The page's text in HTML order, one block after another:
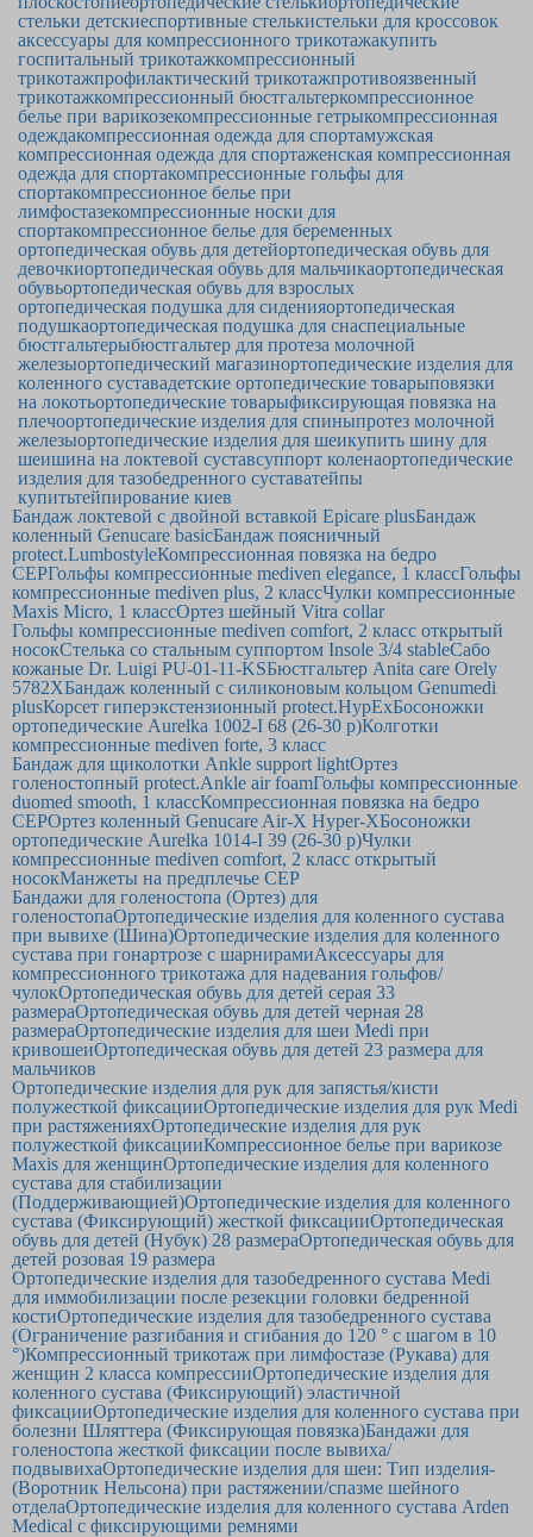
стельки детскиеспортивные стелькистельки для кроссовок
аксессуары для компрессионного трикотажакупить
госпитальный трикотажкомпрессионный
трикотажпрофилактический трикотажпротивоязвенный
трикотажкомпрессионный бюстгальтеркомпрессионное
белье при варикозекомпрессионные гетрыкомпрессионная
одеждакомпрессионная одежда для спортамужская
компрессионная одежда для спортаженская компрессионная
одежда для спортакомпрессионные гольфы для
спортакомпрессионное белье при
лимфостазекомпрессионные носки для
спортакомпрессионное белье для беременных
ортопедическая обувь для детейортопедическая обувь для
девочкиортопедическая обувь для мальчикаортопедическая
обувьортопедическая обувь для взрослых
ортопедическая подушка для сиденияортопедическая
подушкаортопедическая подушка для снаспециальные
бюстгальтерыбюстгальтер для протеза молочной
железыортопедический магазинортопедические изделия для
коленного суставадетские ортопедические товарыповязки
на локотьортопедические товарыфиксирующая повязка на
плечоортопедические изделия для спиныпротез молочной
железыортопедические изделия для шеикупить шину для
шеишина на локтевой суставсуппорт коленаортопедические
изделия для тазобедренного суставатейпы
купитьтейпирование киев
Бандаж локтевой с двойной вставкой Epicare plusБандаж
коленный Genucare basicБандаж поясничный
protect.LumbostyleКомпрессионная повязка на бедро
CEPГольфы компрессионные mediven elegance, 1 классГольфы
компрессионные mediven plus, 2 классЧулки компрессионные
Maxis Micro, 1 классОртез шейный Vitra collar
Гольфы компрессионные mediven comfort, 2 класс открытый
носокСтелька со стальным суппортом Insole 3/4 stableСабо
кожаные Dr. Luigi PU-01-11-KSБюстгальтер Anita care Orely
5782ХБандаж коленный с силиконовым кольцом Genumedi
plusКорсет гиперэкстензионный protect.HypExБосоножки
ортопедические Aurelka 1002-I 68 (26-30 р)Колготки
компрессионные mediven forte, 3 класс
Бандаж для щиколотки Ankle support lightОртез
голеностопный protect.Ankle air foamГольфы компрессионные
duomed smooth, 1 классКомпрессионная повязка на бедро
CEPОртез коленный Genucare Air-X Hyper-XБосоножки
ортопедические Aurelka 1014-I 39 (26-30 р)Чулки
компрессионные mediven comfort, 2 класс открытый
носокМанжеты на предплечье CEP
Бандажи для голеностопа (Ортез) для
голеностопаОртопедические изделия для коленного сустава
при вывихе (Шина)Ортопедические изделия для коленного
сустава при гонартрозе с шарнирамиАксессуары для
компрессионного трикотажа для надевания гольфов/
чулокОртопедическая обувь для детей серая 33
размераОртопедическая обувь для детей черная 28
размераОртопедические изделия для шеи Medi при
кривошеиОртопедическая обувь для детей 23 размера для
мальчиков
Ортопедические изделия для рук для запястья/кисти
полужесткой фиксацииОртопедические изделия для рук Medi
при растяженияхОртопедические изделия для рук
полужесткой фиксацииКомпрессионное белье при варикозе
Maxis для женщинОртопедические изделия для коленного
сустава для стабилизации
(Поддерживающией)Ортопедические изделия для коленного
сустава (Фиксирующий) жесткой фиксацииОртопедическая
обувь для детей (Нубук) 28 размераОртопедическая обувь для
детей розовая 19 размера
Ортопедические изделия для тазобедренного сустава Medi
для иммобилизации после резекции головки бедренной
костиОртопедические изделия для тазобедренного сустава
(Ограничение разгибания и сгибания до 120 ° с шагом в 10
°)Компрессионный трикотаж при лимфостазе (Рукава) для
женщин 2 класса компрессииОртопедические изделия для
коленного сустава (Фиксирующий) эластичной
фиксацииОртопедические изделия для коленного сустава при
болезни Шляттера (Фиксирующая повязка)Бандажи для
голеностопа жесткой фиксации после вывиха/
подвывихаОртопедические изделия для шеи: Тип изделия-
(Воротник Нельсона) при растяжении/спазме шейного
отделаОртопедические изделия для коленного сустава Arden
Medical с фиксирующими ремнями